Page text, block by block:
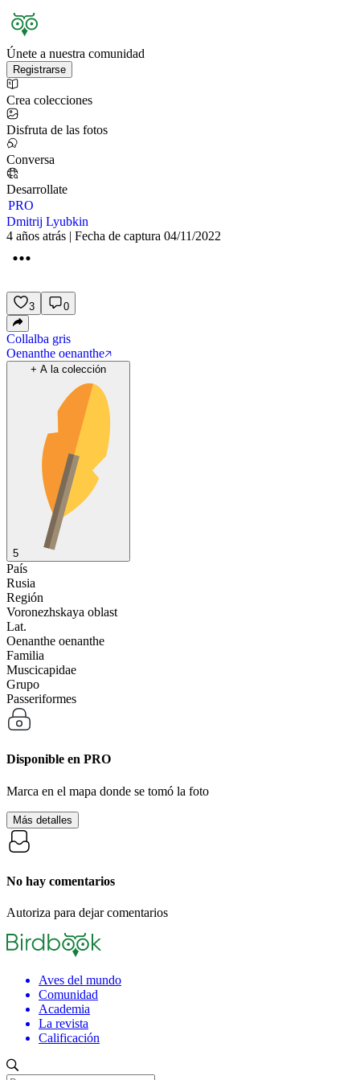
Únete a nuestra comunidad
Registrarse
Crea colecciones
Disfruta de las fotos
Conversa
Desarrollate
PRO
Dmitrij Lyubkin
4 años atrás | Fecha de captura 04/11/2022
3 0
Collalba gris
Oenanthe oenanthe
+ A la colección
5
País
Rusia
Región
Voronezhskaya oblast
Lat.
Oenanthe oenanthe
Familia
Muscicapidae
Grupo
Passeriformes
Disponible en PRO
Marca en el mapa donde se tomó la foto
Más detalles
No hay comentarios
Autoriza para dejar comentarios
Aves del mundo
Comunidad
Academia
La revista
Calificación